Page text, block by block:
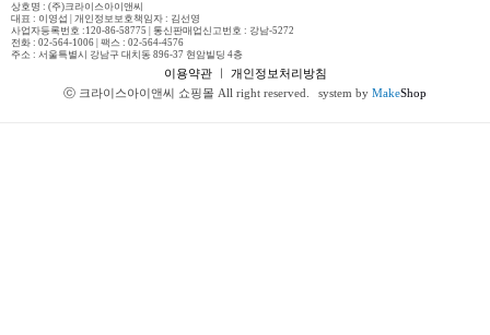
상호명 : (주)크라이스아이앤씨
대표 : 이영섭 | 개인정보보호책임자 : 김선영
사업자등록번호 :120-86-58775 | 통신판매업신고번호 : 강남-5272
전화 : 02-564-1006 | 팩스 : 02-564-4576
주소 : 서울특별시 강남구 대치동 896-37 현암빌딩 4층
이용약관ㅣ 개인정보처리방침
ⓒ 크라이스아이앤씨 쇼핑몰 All right reserved.
system by MakeShop